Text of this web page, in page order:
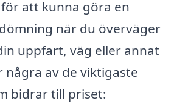
att kunna göra en
när du överväger
uppfart, väg eller annat
några av de viktigaste
bidrar till priset: